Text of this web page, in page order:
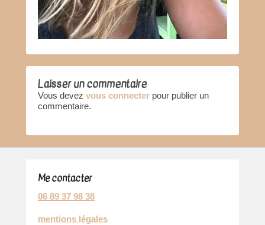
Laisser un commentaire
Vous devez vous connecter pour publier un
commentaire.
Me contacter
06 89 37 98 38
mentions légales